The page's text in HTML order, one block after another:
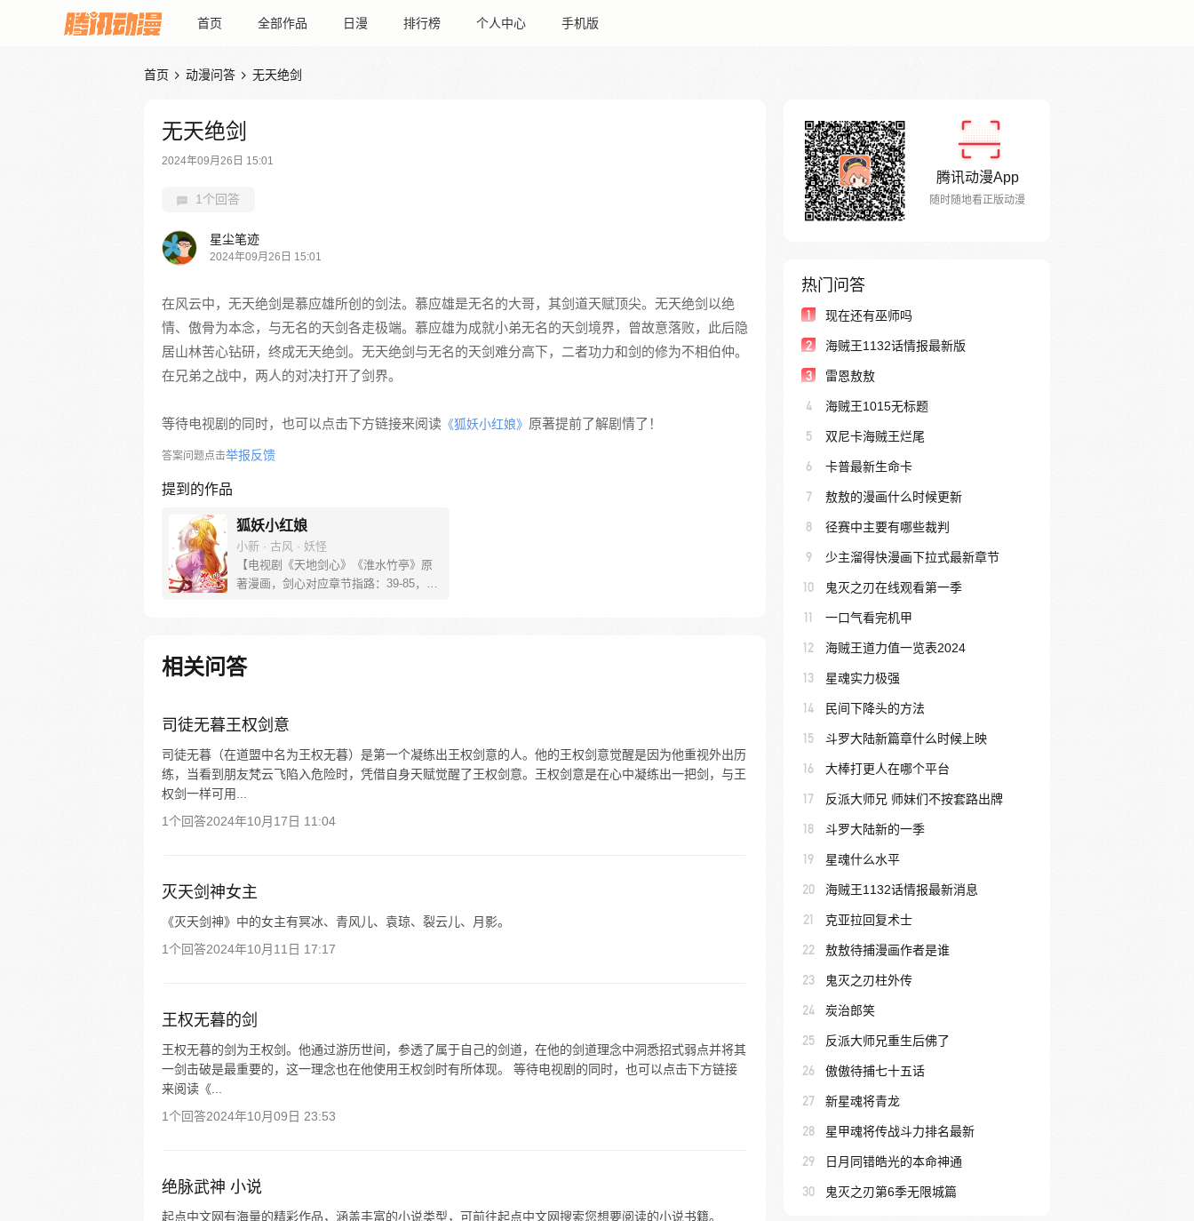
首页 全部作品 日漫 排行榜 个人中心 手机版
首页  动漫问答  无天绝剑
无天绝剑
2024年09月26日 15:01
1个回答
星尘笔迹
2024年09月26日 15:01
在风云中，无天绝剑是慕应雄所创的剑法。慕应雄是无名的大哥，其剑道天赋顶尖。无天绝剑以绝
情、傲骨为本念，与无名的天剑各走极端。慕应雄为成就小弟无名的天剑境界，曾故意落败，此后隐
居山林苦心钻研，终成无天绝剑。无天绝剑与无名的天剑难分高下，二者功力和剑的修为不相伯仲。
在兄弟之战中，两人的对决打开了剑界。
等待电视剧的同时，也可以点击下方链接来阅读 《狐妖小红娘》 原著提前了解剧情了！
答案问题点击举报反馈
提到的作品
狐妖小红娘
小新 · 古风 · 妖怪
【电视剧《天地剑心》《淮水竹亭》原
著漫画，剑心对应章节指路：39-85，淮
新。）
相关问答
司徒无暮王权剑意
司徒无暮（在道盟中名为王权无暮）是第一个凝练出王权剑意的人。他的王权剑意觉醒是因为他重视外出历
练，当看到朋友梵云飞陷入危险时，凭借自身天赋觉醒了王权剑意。王权剑意是在心中凝练出一把剑，与王
权剑一样可用...
1个回答2024年10月17日 11:04
灭天剑神女主
《灭天剑神》中的女主有冥冰、青风儿、袁琼、裂云儿、月影。
1个回答2024年10月11日 17:17
王权无暮的剑
王权无暮的剑为王权剑。他通过游历世间，参透了属于自己的剑道，在他的剑道理念中洞悉招式弱点并将其
一剑击破是最重要的，这一理念也在他使用王权剑时有所体现。 等待电视剧的同时，也可以点击下方链接
来阅读《...
1个回答2024年10月09日 23:53
绝脉武神 小说
起点中文网有海量的精彩作品，涵盖丰富的小说类型，可前往起点中文网搜索您想要阅读的小说书籍。
腾讯动漫App
随时随地看正版动漫
热门问答
1 现在还有巫师吗
2 海贼王1132话情报最新版
3 雷恩敖敖
4 海贼王1015无标题
5 双尼卡海贼王烂尾
6 卡普最新生命卡
7 敖敖的漫画什么时候更新
8 径赛中主要有哪些裁判
9 少主溜得快漫画下拉式最新章节
10 鬼灭之刃在线观看第一季
11 一口气看完机甲
12 海贼王道力值一览表2024
13 星魂实力极强
14 民间下降头的方法
15 斗罗大陆新篇章什么时候上映
16 大棒打更人在哪个平台
17 反派大师兄 师妹们不按套路出牌
18 斗罗大陆新的一季
19 星魂什么水平
20 海贼王1132话情报最新消息
21 克亚拉回复术士
22 敖敖待捕漫画作者是谁
23 鬼灭之刃柱外传
24 炭治郎笑
25 反派大师兄重生后佛了
26 傲傲待捕七十五话
27 新星魂将青龙
28 星甲魂将传战斗力排名最新
29 日月同错皓光的本命神通
30 鬼灭之刃第6季无限城篇